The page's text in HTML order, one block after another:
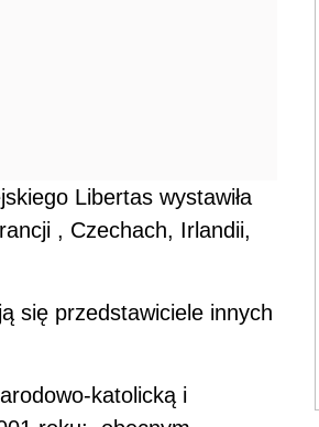
Libertas wystawiła
, Czechach, Irlandii,
się przedstawiciele innych
katolicką i